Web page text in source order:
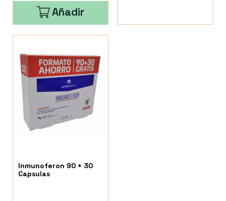
Añadir
Inmunoferon 90 + 30
Capsulas